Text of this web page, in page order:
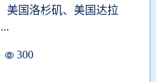
美国洛杉矶、美国达拉
300